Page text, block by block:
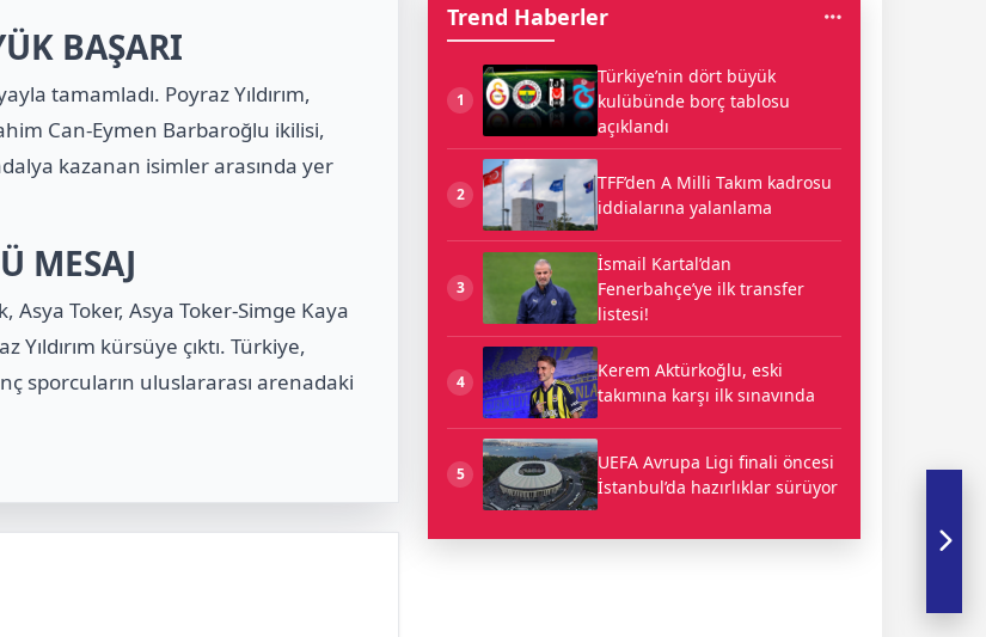
BAŞARI
tamamladı. Poyraz Yıldırım,
Can-Eymen Barbaroğlu ikilisi,
kazanan isimler arasında yer
MESAJ
Asya Toker, Asya Toker-Simge Kaya
kürsüye çıktı. Türkiye,
sporcuların uluslararası arenadaki
Trend Haberler
1
Türkiye’nin dört büyük
kulübünde borç tablosu
açıklandı
2
TFF’den A Milli Takım kadrosu
iddialarına yalanlama
3
İsmail Kartal’dan
Fenerbahçe’ye ilk transfer
listesi!
4
Kerem Aktürkoğlu, eski
takımına karşı ilk sınavında
5
UEFA Avrupa Ligi finali öncesi
İstanbul’da hazırlıklar sürüyor